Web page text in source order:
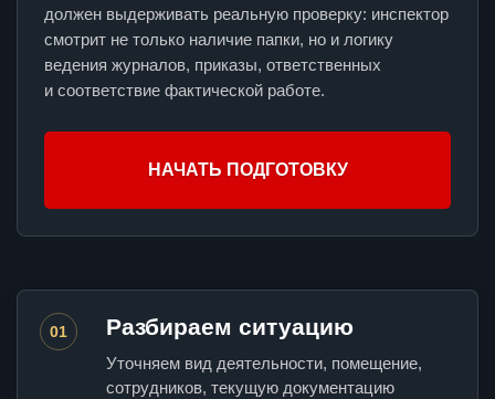
должен выдерживать реальную проверку: инспектор
смотрит не только наличие папки, но и логику
ведения журналов, приказы, ответственных
и соответствие фактической работе.
НАЧАТЬ ПОДГОТОВКУ
01 Разбираем ситуацию
Уточняем вид деятельности, помещение,
сотрудников, текущую документацию